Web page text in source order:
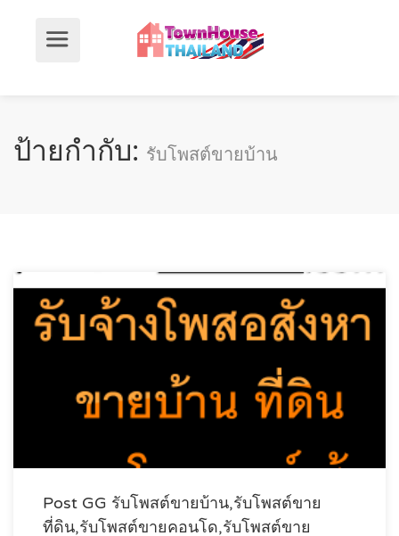
ป้ายกำกับ: รับโพสต์ขายบ้าน
Post GG รับโพสต์ขายบ้าน,รับโพสต์ขาย
ที่ดิน,รับโพสต์ขายคอนโด,รับโพสต์ขาย